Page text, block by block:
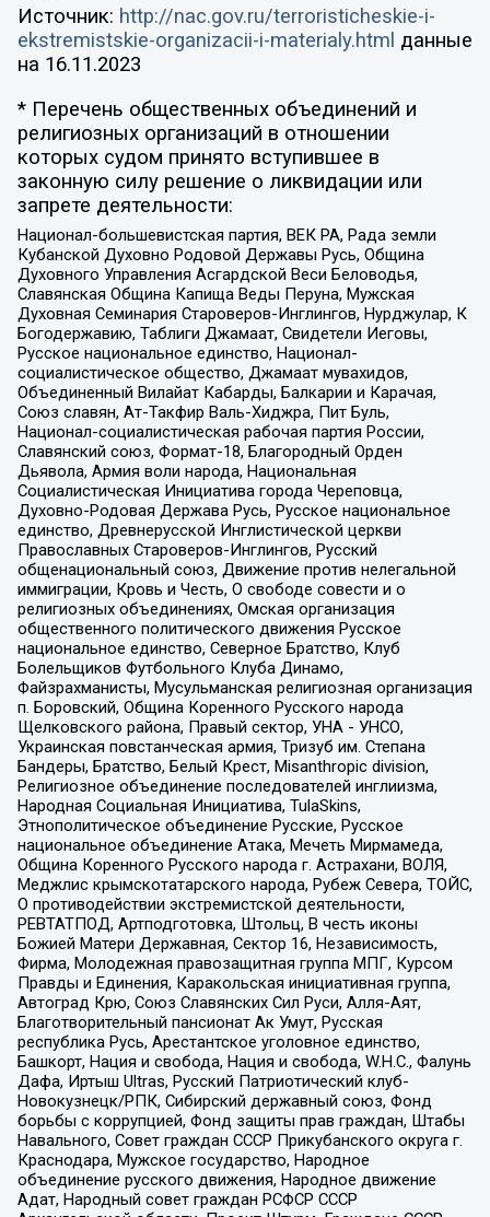
Источник: http://nac.gov.ru/terroristicheskie-i-
ekstremistskie-organizacii-i-materialy.html данные
на 16.11.2023
* Перечень общественных объединений и
религиозных организаций в отношении
которых судом принято вступившее в
законную силу решение о ликвидации или
запрете деятельности:
Национал-большевистская партия, ВЕК РА, Рада земли
Кубанской Духовно Родовой Державы Русь, Община
Духовного Управления Асгардской Веси Беловодья,
Славянская Община Капища Веды Перуна, Мужская
Духовная Семинария Староверов-Инглингов, Нурджулар, К
Богодержавию, Таблиги Джамаат, Свидетели Иеговы,
Русское национальное единство, Национал-
социалистическое общество, Джамаат мувахидов,
Объединенный Вилайат Кабарды, Балкарии и Карачая,
Союз славян, Ат-Такфир Валь-Хиджра, Пит Буль,
Национал-социалистическая рабочая партия России,
Славянский союз, Формат-18, Благородный Орден
Дьявола, Армия воли народа, Национальная
Социалистическая Инициатива города Череповца,
Духовно-Родовая Держава Русь, Русское национальное
единство, Древнерусской Инглистической церкви
Православных Староверов-Инглингов, Русский
общенациональный союз, Движение против нелегальной
иммиграции, Кровь и Честь, О свободе совести и о
религиозных объединениях, Омская организация
общественного политического движения Русское
национальное единство, Северное Братство, Клуб
Болельщиков Футбольного Клуба Динамо,
Файзрахманисты, Мусульманская религиозная организация
п. Боровский, Община Коренного Русского народа
Щелковского района, Правый сектор, УНА - УНСО,
Украинская повстанческая армия, Тризуб им. Степана
Бандеры, Братство, Белый Крест, Misanthropic division,
Религиозное объединение последователей инглиизма,
Народная Социальная Инициатива, TulaSkins,
Этнополитическое объединение Русские, Русское
национальное объединение Атака, Мечеть Мирмамеда,
Община Коренного Русского народа г. Астрахани, ВОЛЯ,
Меджлис крымскотатарского народа, Рубеж Севера, ТОЙС,
О противодействии экстремистской деятельности,
РЕВТАТПОД, Артподготовка, Штольц, В честь иконы
Божией Матери Державная, Сектор 16, Независимость,
Фирма, Молодежная правозащитная группа МПГ, Курсом
Правды и Единения, Каракольская инициативная группа,
Автоград Крю, Союз Славянских Сил Руси, Алля-Аят,
Благотворительный пансионат Ак Умут, Русская
республика Русь, Арестантское уголовное единство,
Башкорт, Нация и свобода, Нация и свобода, W.H.С., Фалунь
Дафа, Иртыш Ultras, Русский Патриотический клуб-
Новокузнецк/РПК, Сибирский державный союз, Фонд
борьбы с коррупцией, Фонд защиты прав граждан, Штабы
Навального, Совет граждан СССР Прикубанского округа г.
Краснодара, Мужское государство, Народное
объединение русского движения, Народное движение
Адат, Народный совет граждан РСФСР СССР